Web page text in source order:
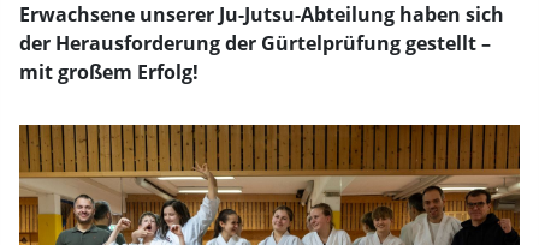
Erwachsene unserer Ju-Jutsu-Abteilung haben sich
der Herausforderung der Gürtelprüfung gestellt –
mit großem Erfolg!